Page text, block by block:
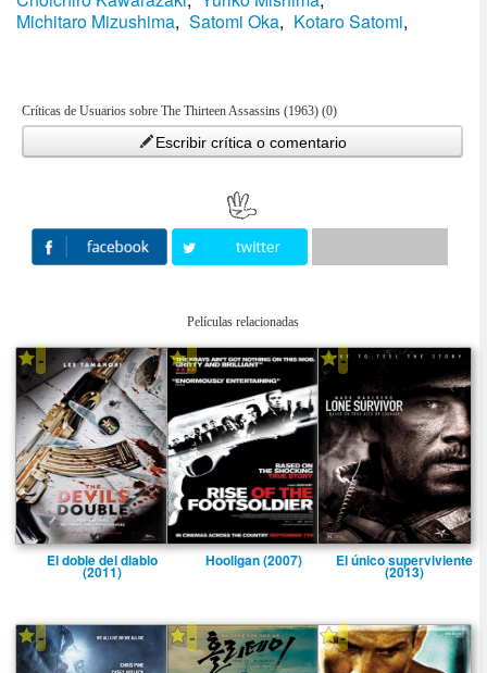
Michitaro Mizushima, Satomi Oka, Kotaro Satomi,
Críticas de Usuarios sobre The Thirteen Assassins (1963) (0)
Escribir crítica o comentario
Películas relacionadas
-
El doble del diablo
(2011)
-
Hooligan (2007)
-
El único superviviente
(2013)
- - -